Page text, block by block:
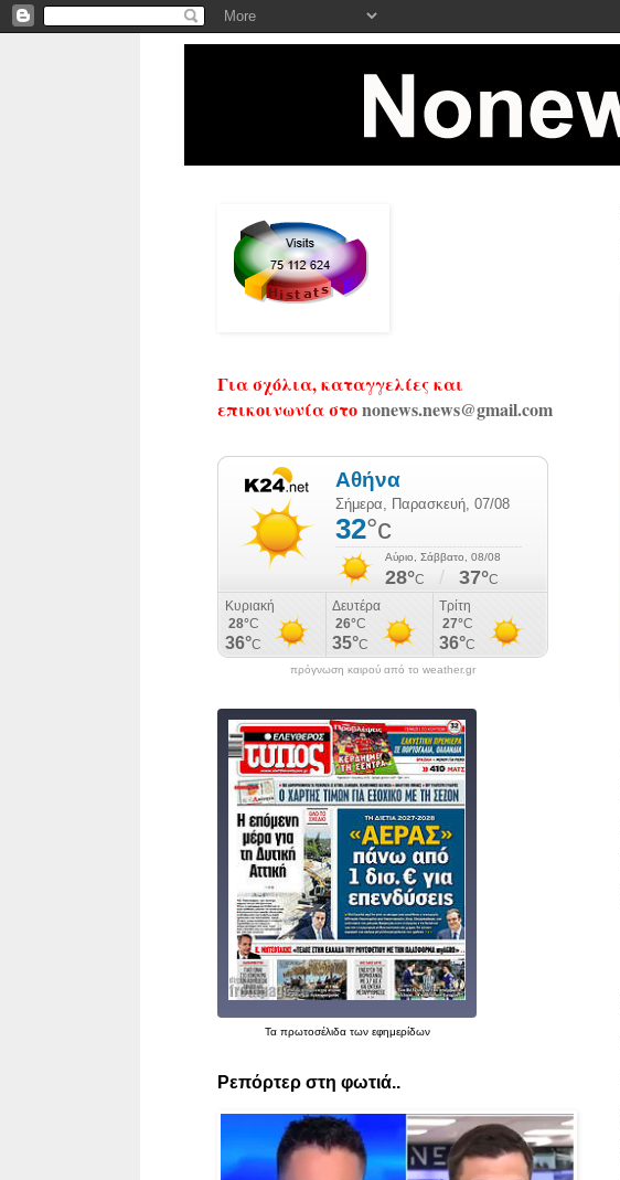
Για σχόλια, καταγγελίες και
επικοινωνία στοnonews.news@gmail.com
πρόγνωση καιρού από το weather.gr
Τα πρωτοσέλιδατων εφημερίδων
Ρεπόρτερ στη φωτιά..